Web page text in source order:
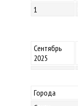
1
Сентябрь
2025
Города